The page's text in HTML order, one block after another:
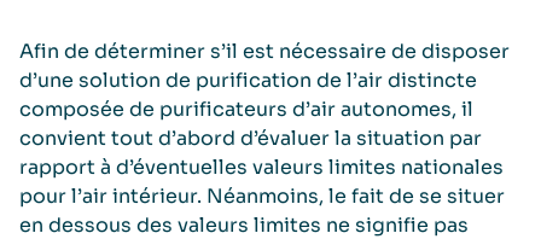
Afin de déterminer s’il est nécessaire de disposer
d’une solution de purification de l’air distincte
composée de purificateurs d’air autonomes, il
convient tout d’abord d’évaluer la situation par
rapport à d’éventuelles valeurs limites nationales
pour l’air intérieur. Néanmoins, le fait de se situer
en dessous des valeurs limites ne signifie pas